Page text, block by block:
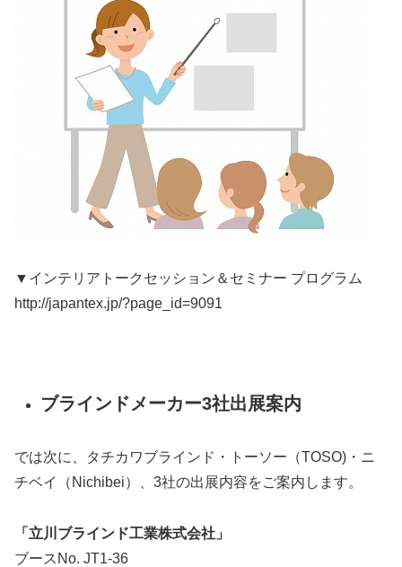
▼インテリアトークセッション＆セミナー プログラム
http://japantex.jp/?page_id=9091
ブラインドメーカー3社出展案内
では次に、タチカワブラインド・トーソー（TOSO)・ニ
チベイ（Nichibei）、3社の出展内容をご案内します。
「立川ブラインド工業株式会社」
ブースNo. JT1-36